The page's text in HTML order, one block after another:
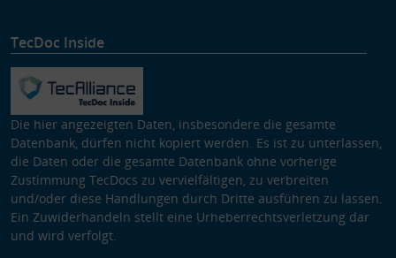
TecDoc Inside
Die hier angezeigten Daten, insbesondere die gesamte
Datenbank, dürfen nicht kopiert werden. Es ist zu unterlassen,
die Daten oder die gesamte Datenbank ohne vorherige
Zustimmung TecDocs zu vervielfältigen, zu verbreiten
und/oder diese Handlungen durch Dritte ausführen zu lassen.
Ein Zuwiderhandeln stellt eine Urheberrechtsverletzung dar
und wird verfolgt.